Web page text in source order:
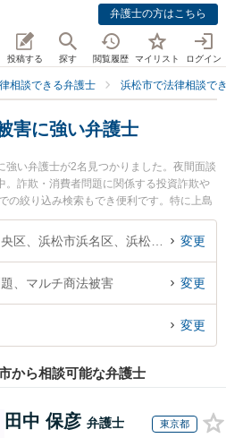
弁護士の方はこちら
投稿する 探す 閲覧履歴 マイリスト ログイン
相談できる弁護士 浜松市で法律相談で
害に強い弁護士
強い弁護士が2名見つかりました。夜間面談
。詐欺・消費者問題に関係する投資詐欺や
の絞り込み検索もでき便利です。特に上島
士法人名城法律事務所 浜松事務所の河野
士費用、強みなどが注目されています。
チ商法被害を法律相談できる浜松市内の弁
りの相談者さんにおすすめです。
変更
、マルチ商法被害 変更
変更
から相談可能な弁護士
田中 保彦 弁護士 東京都